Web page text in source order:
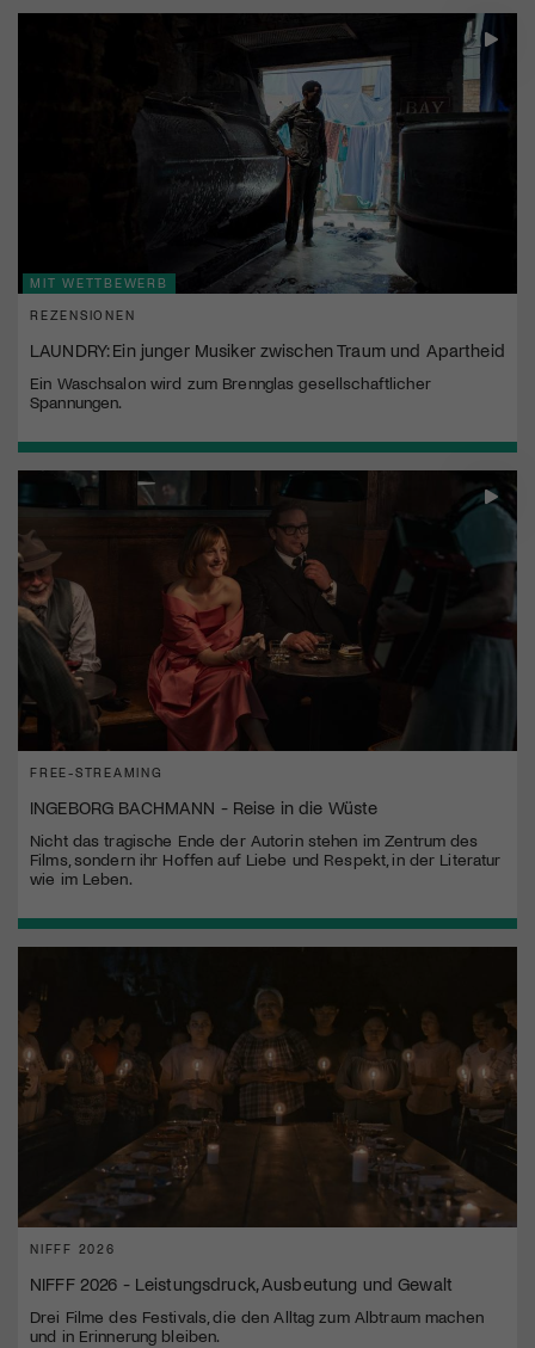
MIT WETTBEWERB
REZENSIONEN
LAUNDRY: Ein junger Musiker zwischen Traum und Apartheid
Ein Waschsalon wird zum Brennglas gesellschaftlicher
Spannungen.
FREE-STREAMING
INGEBORG BACHMANN - Reise in die Wüste
Nicht das tragische Ende der Autorin stehen im Zentrum des
Films, sondern ihr Hoffen auf Liebe und Respekt, in der Literatur
wie im Leben.
NIFFF 2026
NIFFF 2026 - Leistungsdruck, Ausbeutung und Gewalt
Drei Filme des Festivals, die den Alltag zum Albtraum machen
und in Erinnerung bleiben.